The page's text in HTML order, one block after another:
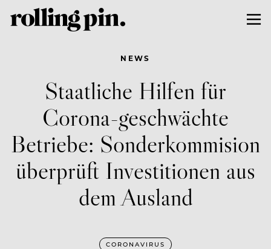
NEWS
Staatliche Hilfen für
Corona-geschwächte
Betriebe: Sonderkommision
überprüft Investitionen aus
dem Ausland
CORONAVIRUS